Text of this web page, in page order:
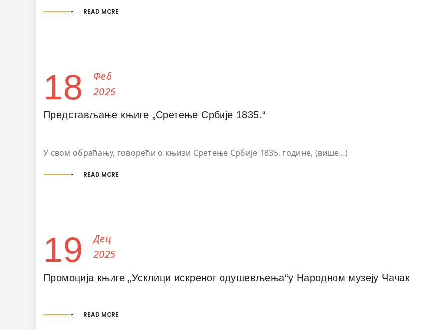
READ MORE
18
Феб
2026
Представљање књиге „Сретење Србије 1835.“
У свом обраћању, говорећи о књизи Сретење Србије 1835. године, (више…)
READ MORE
19
Дец
2025
Промоција књиге „Усклици искреног одушевљења“у Народном музеју Чачак
READ MORE